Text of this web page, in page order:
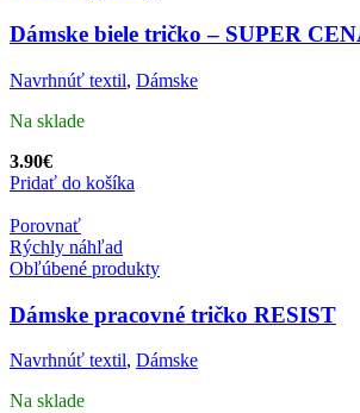
Dámske biele tričko – SUPER
Navrhnúť textil, Dámske
Na sklade
3.90€
Pridať do košíka
Porovnať
Rýchly náhľad
Obľúbené produkty
Dámske pracovné tričko RESIST
Navrhnúť textil, Dámske
Na sklade